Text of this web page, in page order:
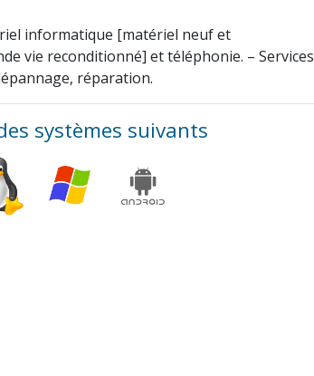
informatique [matériel neuf et
vie reconditionné] et téléphonie. – Services
réparation.
systèmes suivants